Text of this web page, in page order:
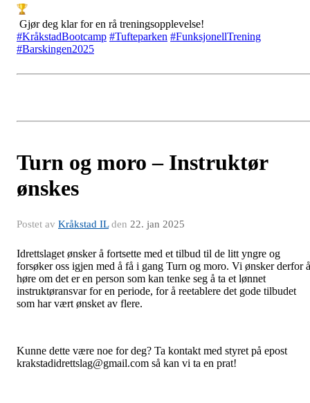
Gjør deg klar for en rå treningsopplevelse!
#KråkstadBootcamp #Tufteparken #FunksjonellTrening
#Barskingen2025
Turn og moro – Instruktør
ønskes
Postet av Kråkstad ILden 22. jan 2025
Idrettslaget ønsker å fortsette med et tilbud til de litt yngre og
forsøker oss igjen med å få i gang Turn og moro. Vi ønsker derfor å
høre om det er en person som kan tenke seg å ta et lønnet
instruktøransvar for en periode, for å reetablere det gode tilbudet
som har vært ønsket av flere.
Kunne dette være noe for deg? Ta kontakt med styret på epost
krakstadidrettslag@gmail.com så kan vi ta en prat!